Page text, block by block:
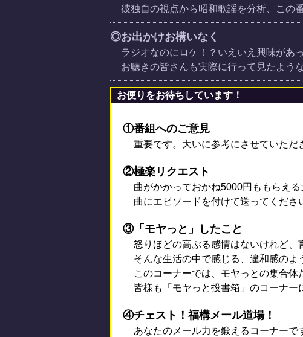
彼独自の視点から昭和歌謡を分析、この
◎お出かけお構いなく
ラジオなのにロケ！？いえいえ興味があ
お聴きの皆さんも実際に行って見たよう
お便りをお待ちしています！
①番組へのご意見
重要です。大いに参考にさせていただ
②極楽リクエスト
曲がかかっておかね5000円ももらえる
曲にエピソードを付けて送ってくださ
③「モヤっと」したこと
怒りほどの高ぶる感情はないけれど、
そんな生活の中で感じる、違和感の
このコーナーでは、モヤっとの集合
皆様も「モヤっと投書箱」のコーナー
④チェスト！福構メール道場！
あなたのメール力を鍛えるコーナーで